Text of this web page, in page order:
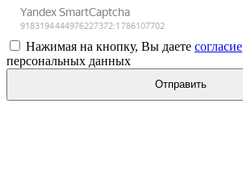
Нажимая на кнопку, Вы даете согласие
персональных данных
Отправить